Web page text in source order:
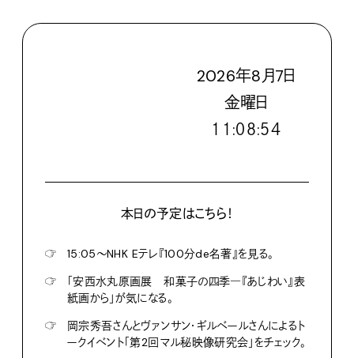
2026年8月7日
金曜日
１１:０８:５６
本日の予定はこちら！
☞
15:05〜NHK Eテレ『100分de名著』を見る。
☞
「安西水丸原画展 和菓子の四季―『あじわい』表
紙画から」が気になる。
☞
岡宗秀吾さんとヴァンサン・ギルベールさんによるト
ークイベント「第2回マル秘映像研究会」をチェック。